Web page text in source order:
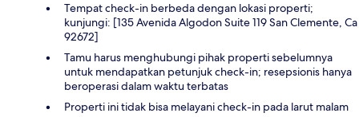
Tempat check-in berbeda dengan lokasi properti;
kunjungi: [135 Avenida Algodon Suite 119 San Clemente, Ca
92672]
Tamu harus menghubungi pihak properti sebelumnya
untuk mendapatkan petunjuk check-in; resepsionis hanya
beroperasi dalam waktu terbatas
Properti ini tidak bisa melayani check-in pada larut malam